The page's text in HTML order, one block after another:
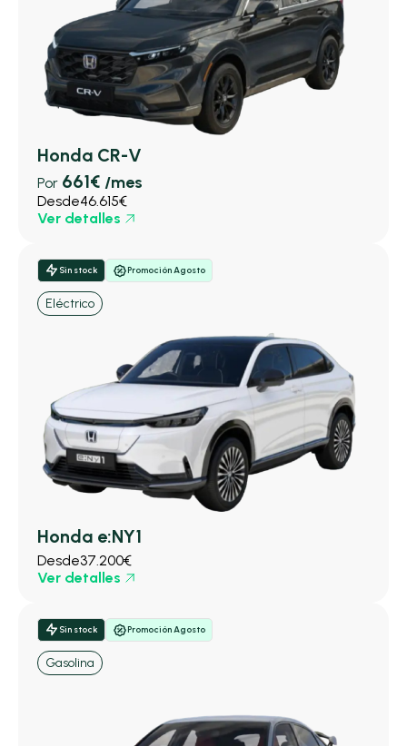
Honda CR-V
Por 661€ /mes
Desde46.615€
Ver detalles
Sin stock Promoción Agosto
Eléctrico
Honda e:NY1
Desde37.200€
Ver detalles
Sin stock Promoción Agosto
Gasolina